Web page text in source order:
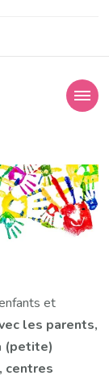
et
les parents,
(petite)
centres